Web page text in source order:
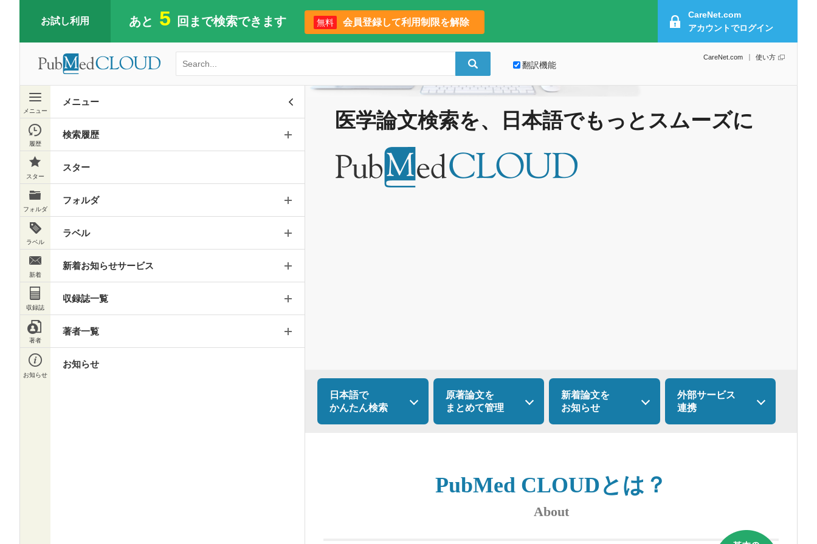
お試し利用 あと 5 回まで検索できます 無料 会員登録して利用制限を解除
CareNet.com
アカウントでログイン
翻訳機能
CareNet.com 使い方
メニュー
検索履歴
スター
フォルダ
ラベル
新着お知らせサービス
収録誌一覧
著者一覧
お知らせ
最上部の検索ボックスに
キーワードを入力してください
医学論文検索を、日本語でもっとスムーズに
日本語で
かんたん検索
原著論文を
まとめて管理
新着論文を
お知らせ
外部サービス
連携
PubMed CLOUDとは？
About